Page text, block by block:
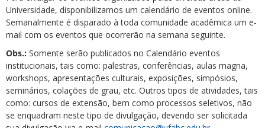
Universidade, disponibilizamos um calendário de eventos online.
Semanalmente é disparado à toda comunidade acadêmica um e-
mail com os eventos que ocorrerão na semana seguinte.
Obs.: Somente serão publicados no Calendário eventos
institucionais, tais como: palestras, conferências, aulas magna,
workshops, apresentações culturais, exposições, simpósios,
seminários, colações de grau, etc. Outros tipos de atividades, tais
como: cursos de extensão, bem como processos seletivos, não
se enquadram neste tipo de divulgação, devendo ser solicitada